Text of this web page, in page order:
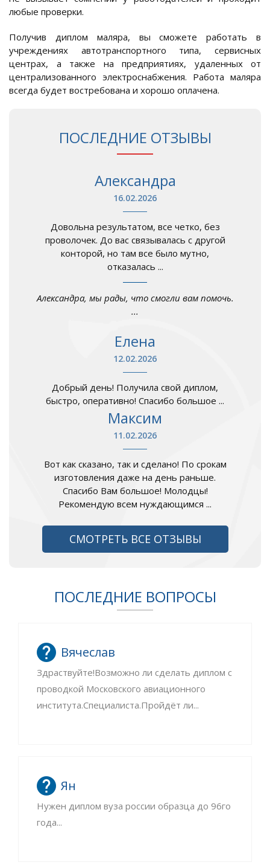
любые проверки.
Получив диплом маляра, вы сможете работать в
учреждениях автотранспортного типа, сервисных
центрах, а также на предприятиях, удаленных от
централизованного электроснабжения. Работа маляра
всегда будет востребована и хорошо оплачена.
ПОСЛЕДНИЕ ОТЗЫВЫ
Александра
16.02.2026
Довольна результатом, все четко, без
проволочек. До вас связывалась с другой
конторой, но там все было мутно,
отказалась ...
Александра, мы рады, что смогли вам помочь.
...
Елена
12.02.2026
Добрый день! Получила свой диплом,
быстро, оперативно! Спасибо большое ...
Максим
11.02.2026
Вот как сказано, так и сделано! По срокам
изготовления даже на день раньше.
Спасибо Вам большое! Молодцы!
Рекомендую всем нуждающимся ...
СМОТРЕТЬ ВСЕ ОТЗЫВЫ
ПОСЛЕДНИЕ ВОПРОСЫ
Вячеслав
Здраствуйте!Возможно ли сделать диплом с
проводкой Московского авиационного
института.Специалиста.Пройдёт ли...
Ян
Нужен диплом вуза россии образца до 96го
года...